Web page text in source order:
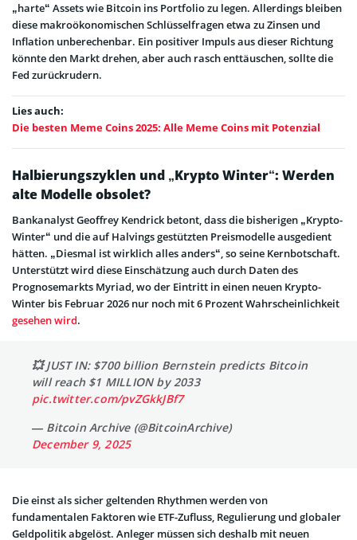
„harte“ Assets wie Bitcoin ins Portfolio zu legen. Allerdings bleiben
diese makroökonomischen Schlüsselfragen etwa zu Zinsen und
Inflation unberechenbar. Ein positiver Impuls aus dieser Richtung
könnte den Markt drehen, aber auch rasch enttäuschen, sollte die
Fed zurückrudern.
Lies auch:
Die besten Meme Coins 2025: Alle Meme Coins mit Potenzial
Halbierungszyklen und „Krypto Winter“: Werden
alte Modelle obsolet?
Bankanalyst Geoffrey Kendrick betont, dass die bisherigen „Krypto-
Winter“ und die auf Halvings gestützten Preismodelle ausgedient
hätten. „Diesmal ist wirklich alles anders“, so seine Kernbotschaft.
Unterstützt wird diese Einschätzung auch durch Daten des
Prognosemarkts Myriad, wo der Eintritt in einen neuen Krypto-
Winter bis Februar 2026 nur noch mit 6 Prozent Wahrscheinlichkeit
gesehen wird.
💥 JUST IN: $700 billion Bernstein predicts Bitcoin
will reach $1 MILLION by 2033
pic.twitter.com/pvZGkkJBf7
— Bitcoin Archive (@BitcoinArchive)
December 9, 2025
Die einst als sicher geltenden Rhythmen werden von
fundamentalen Faktoren wie ETF-Zufluss, Regulierung und globaler
Geldpolitik abgelöst. Anleger müssen sich deshalb mit neuen